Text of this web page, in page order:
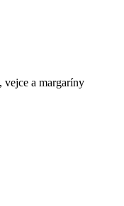
vejce a margaríny